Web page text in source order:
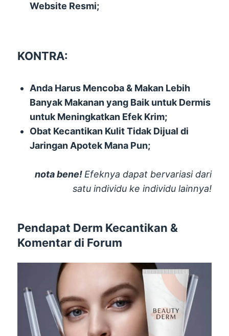
Website Resmi;
KONTRA:
Anda Harus Mencoba & Makan Lebih
Banyak Makanan yang Baik untuk Dermis
untuk Meningkatkan Efek Krim;
Obat Kecantikan Kulit Tidak Dijual di
Jaringan Apotek Mana Pun;
nota bene!Efeknya dapat bervariasi dari
satu individu ke individu lainnya!
Pendapat Derm Kecantikan &
Komentar di Forum